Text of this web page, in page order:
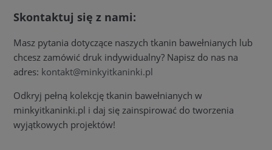
Skontaktuj się z nami:
Masz pytania dotyczące naszych tkanin bawełnianych lub
chcesz zamówić druk indywidualny? Napisz do nas na
adres: kontakt@minkyitkaninki.pl
Odkryj pełną kolekcję tkanin bawełnianych w
minkyitkaninki.pl i daj się zainspirować do tworzenia
wyjątkowych projektów!